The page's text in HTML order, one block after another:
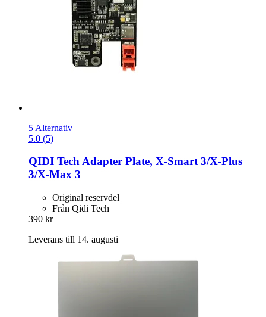
5 Alternativ
5.0 (5)
QIDI TechAdapter Plate, X-​Smart 3/X-​Plus
3/X-​Max 3
Original reservdel
Från Qidi Tech
390 kr
Leverans till 14. augusti